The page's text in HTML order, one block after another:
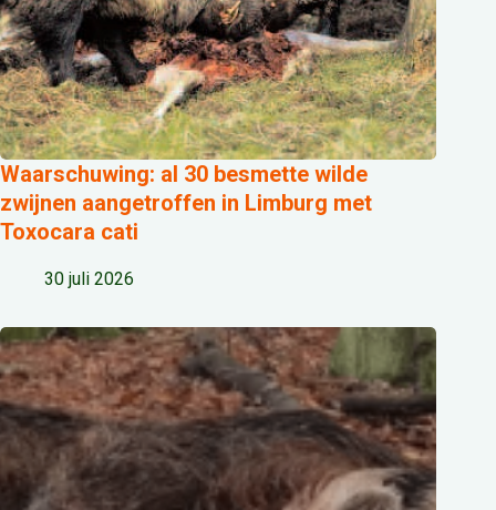
Waarschuwing: al 30 besmette wilde
zwijnen aangetroffen in Limburg met
Toxocara cati
30 juli 2026